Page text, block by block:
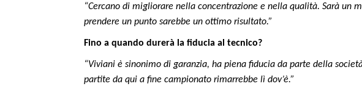
“Cercano di migliorare nella concentrazione e nella qualità. Sarà un
prendere un punto sarebbe un ottimo risultato.”
Fino a quando durerà la fiducia al tecnico?
“Viviani è sinonimo di garanzia, ha piena fiducia da parte della
partite da qui a fine campionato rimarrebbe lì dov’è.”